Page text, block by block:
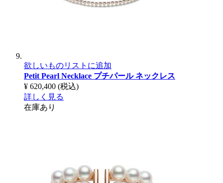
欲しいものリストに追加
Petit Pearl Necklace プチパール ネックレス
¥ 620,400 (税込)
詳しく見る
在庫あり